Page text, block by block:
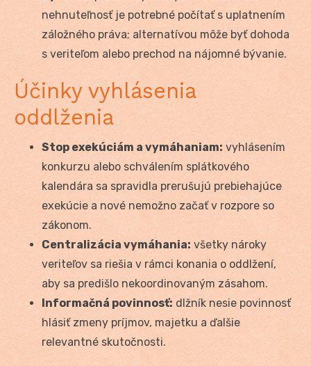
nehnuteľnosť je potrebné počítať s uplatnením
záložného práva; alternatívou môže byť dohoda
s veriteľom alebo prechod na nájomné bývanie.
Účinky vyhlásenia
oddlženia
Stop exekúciám a vymáhaniam: vyhlásením
konkurzu alebo schválením splátkového
kalendára sa spravidla prerušujú prebiehajúce
exekúcie a nové nemožno začať v rozpore so
zákonom.
Centralizácia vymáhania: všetky nároky
veriteľov sa riešia v rámci konania o oddlžení,
aby sa predišlo nekoordinovaným zásahom.
Informačná povinnosť: dlžník nesie povinnosť
hlásiť zmeny príjmov, majetku a ďalšie
relevantné skutočnosti.